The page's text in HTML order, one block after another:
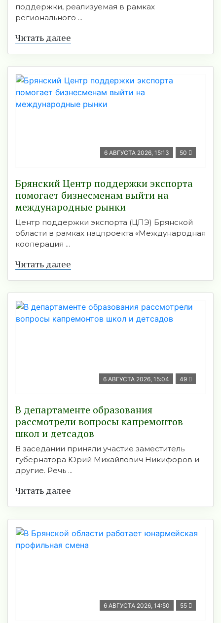
поддержки, реализуемая в рамках
регионального ...
Читать далее
6 АВГУСТА 2026, 15:13 50
Брянский Центр поддержки экспорта
помогает бизнесменам выйти на
международные рынки
Центр поддержки экспорта (ЦПЭ) Брянской
области в рамках нацпроекта «Международная
кооперация ...
Читать далее
6 АВГУСТА 2026, 15:04 49
В департаменте образования
рассмотрели вопросы капремонтов
школ и детсадов
В заседании приняли участие заместитель
губернатора Юрий Михайлович Никифоров и
другие. Речь ...
Читать далее
6 АВГУСТА 2026, 14:50 55